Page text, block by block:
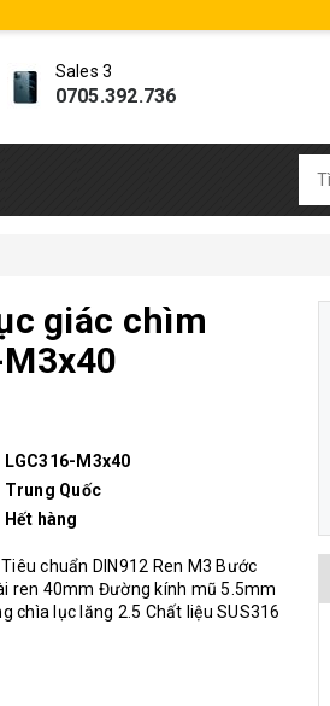
Sales 3
0705.392.736
giác chìm
LGC316-M3x40
Trung Quốc
Hết hàng
chuẩn DIN912 Ren M3 Bước
ren 40mm Đường kính mũ 5.5mm
chìa lục lăng 2.5 Chất liệu SUS316